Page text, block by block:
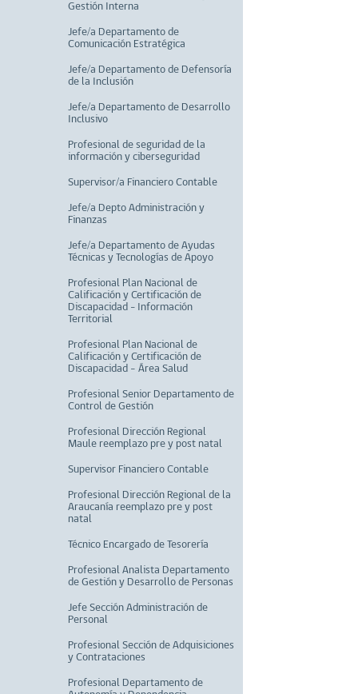
Gestión Interna
Jefe/a Departamento de
Comunicación Estratégica
Jefe/a Departamento de Defensoría
de la Inclusión
Jefe/a Departamento de Desarrollo
Inclusivo
Profesional de seguridad de la
información y ciberseguridad
Supervisor/a Financiero Contable
Jefe/a Depto Administración y
Finanzas
Jefe/a Departamento de Ayudas
Técnicas y Tecnologías de Apoyo
Profesional Plan Nacional de
Calificación y Certificación de
Discapacidad - Información
Territorial
Profesional Plan Nacional de
Calificación y Certificación de
Discapacidad – Área Salud
Profesional Senior Departamento de
Control de Gestión
Profesional Dirección Regional
Maule reemplazo pre y post natal
Supervisor Financiero Contable
Profesional Dirección Regional de la
Araucanía reemplazo pre y post
natal
Técnico Encargado de Tesorería
Profesional Analista Departamento
de Gestión y Desarrollo de Personas
Jefe Sección Administración de
Personal
Profesional Sección de Adquisiciones
y Contrataciones
Profesional Departamento de